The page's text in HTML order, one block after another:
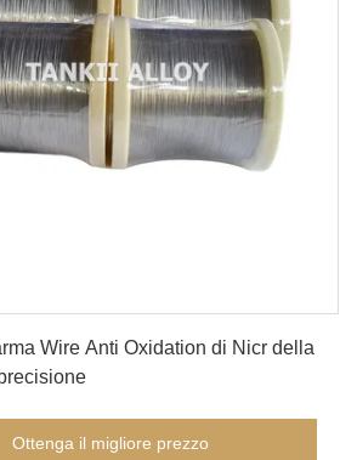
Wire Anti Oxidation di Nicr della
Ottenga il migliore prezzo